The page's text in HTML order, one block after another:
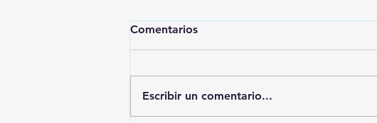
Comentarios
Escribir un comentario...